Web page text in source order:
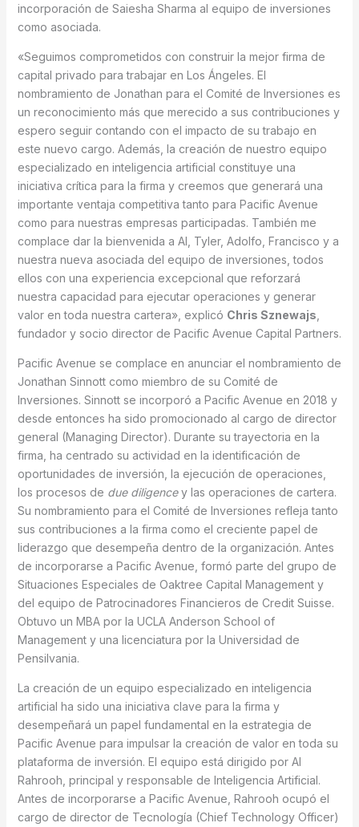
incorporación de Saiesha Sharma al equipo de inversiones
como asociada.
«Seguimos comprometidos con construir la mejor firma de
capital privado para trabajar en Los Ángeles. El
nombramiento de Jonathan para el Comité de Inversiones es
un reconocimiento más que merecido a sus contribuciones y
espero seguir contando con el impacto de su trabajo en
este nuevo cargo. Además, la creación de nuestro equipo
especializado en inteligencia artificial constituye una
iniciativa crítica para la firma y creemos que generará una
importante ventaja competitiva tanto para Pacific Avenue
como para nuestras empresas participadas. También me
complace dar la bienvenida a Al, Tyler, Adolfo, Francisco y a
nuestra nueva asociada del equipo de inversiones, todos
ellos con una experiencia excepcional que reforzará
nuestra capacidad para ejecutar operaciones y generar
valor en toda nuestra cartera», explicó Chris Sznewajs
fundador y socio director de Pacific Avenue Capital Partners.
Pacific Avenue se complace en anunciar el nombramiento de
Jonathan Sinnott como miembro de su Comité de
Inversiones. Sinnott se incorporó a Pacific Avenue en 2018 y
desde entonces ha sido promocionado al cargo de director
general (Managing Director). Durante su trayectoria en la
firma, ha centrado su actividad en la identificación de
oportunidades de inversión, la ejecución de operaciones,
los procesos de due diligencey las operaciones de cartera.
Su nombramiento para el Comité de Inversiones refleja tanto
sus contribuciones a la firma como el creciente papel de
liderazgo que desempeña dentro de la organización. Antes
de incorporarse a Pacific Avenue, formó parte del grupo de
Situaciones Especiales de Oaktree Capital Management y
del equipo de Patrocinadores Financieros de Credit Suisse.
Obtuvo un MBA por la UCLA Anderson School of
Management y una licenciatura por la Universidad de
Pensilvania.
La creación de un equipo especializado en inteligencia
artificial ha sido una iniciativa clave para la firma y
desempeñará un papel fundamental en la estrategia de
Pacific Avenue para impulsar la creación de valor en toda su
plataforma de inversión. El equipo está dirigido por Al
Rahrooh, principal y responsable de Inteligencia Artificial.
Antes de incorporarse a Pacific Avenue, Rahrooh ocupó el
cargo de director de Tecnología (Chief Technology Officer)